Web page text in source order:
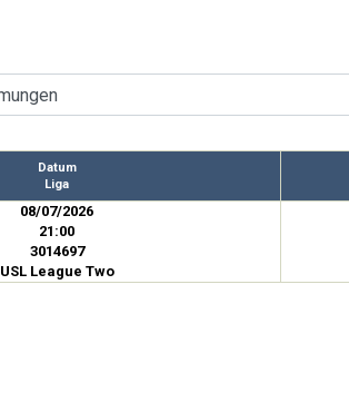
Datum
Liga
08/07/2026
21:00
3014697
USL League Two